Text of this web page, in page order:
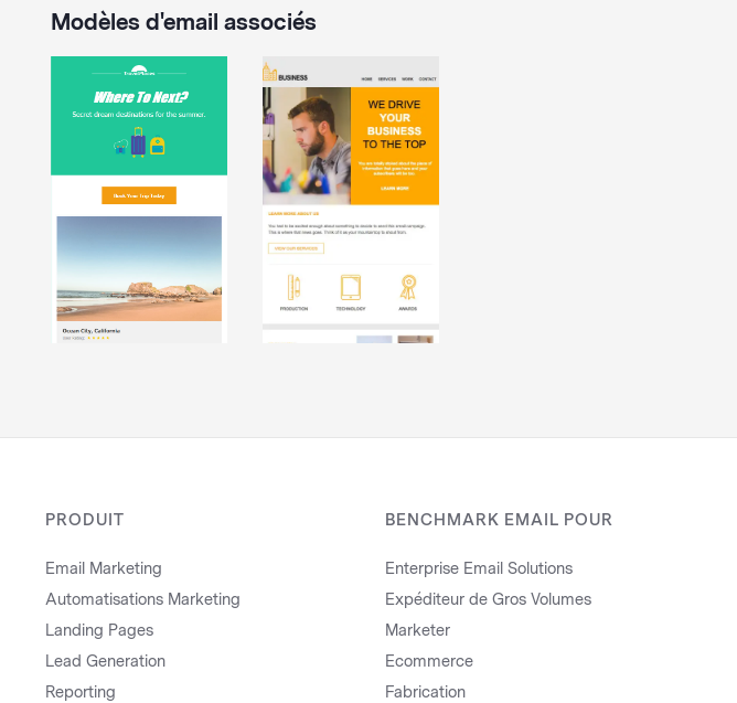
Modèles d'email associés
PRODUIT
Email Marketing
Automatisations Marketing
Landing Pages
Lead Generation
Reporting
BENCHMARK EMAIL POUR
Enterprise Email Solutions
Expéditeur de Gros Volumes
Marketer
Ecommerce
Fabrication